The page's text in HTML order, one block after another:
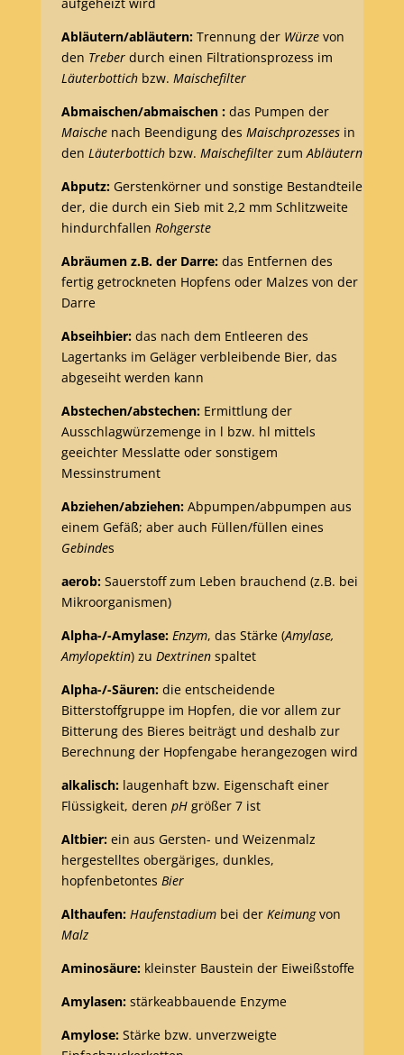
Abläutern/abläutern:Trennung der Würzevon
den Treberdurch einen Filtrationsprozess im
Läuterbottichbzw. Maischefilter
Abmaischen/abmaischen :das Pumpen der
Maischenach Beendigung des Maischprozessesin
den Läuterbottichbzw. Maischefilterzum Abläutern
Abputz:Gerstenkörner und sonstige Bestandteile
der, die durch ein Sieb mit 2,2 mm Schlitzweite
hindurchfallen Rohgerste
Abräumen z.B. der Darre:das Entfernen des
fertig getrockneten Hopfens oder Malzes von der
Darre
Abseihbier:das nach dem Entleeren des
Lagertanks im Geläger verbleibende Bier, das
abgeseiht werden kann
Abstechen/abstechen: Ermittlung der
Ausschlagwürzemenge in l bzw. hl mittels
geeichter Messlatte oder sonstigem
Messinstrument
Abziehen/abziehen:Abpumpen/abpumpen aus
einem Gefäß; aber auch Füllen/füllen eines
Gebindes
aerob:Sauerstoff zum Leben brauchend (z.B. bei
Mikroorganismen)
Alpha-/-Amylase: Enzym, das Stärke (Amylase,
Amylopektin) zu Dextrinenspaltet
Alpha-/-Säuren:die entscheidende
Bitterstoffgruppe im Hopfen, die vor allem zur
Bitterung des Bieres beiträgt und deshalb zur
Berechnung der Hopfengabe herangezogen wird
alkalisch:laugenhaft bzw. Eigenschaft einer
Flüssigkeit, deren pH größer 7 ist
Altbier: ein aus Gersten- und Weizenmalz
hergestelltes obergäriges, dunkles,
hopfenbetontes Bier
Althaufen: Haufenstadiumbei der Keimungvon
Malz
Aminosäure: kleinster Baustein der Eiweißstoffe
Amylasen: stärkeabbauende Enzyme
Amylose:Stärke bzw. unverzweigte